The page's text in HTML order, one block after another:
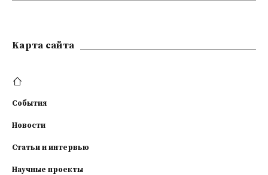
Kарта сайта
События
Новости
Статьи и интервью
Научные проекты